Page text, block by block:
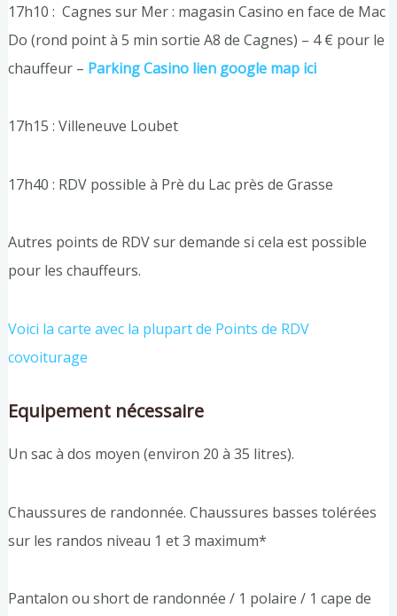
17h10 : Cagnes sur Mer : magasin Casino en face de Mac
Do (rond point à 5 min sortie A8 de Cagnes) – 4 € pour le
chauffeur – Parking Casino lien google map ici
17h15 : Villeneuve Loubet
17h40 : RDV possible à Prè du Lac près de Grasse
Autres points de RDV sur demande si cela est possible
pour les chauffeurs.
Voici la carte avec la plupart de Points de RDV
covoiturage
Equipement nécessaire
Un sac à dos moyen (environ 20 à 35 litres).
Chaussures de randonnée. Chaussures basses tolérées
sur les randos niveau 1 et 3 maximum*
Pantalon ou short de randonnée / 1 polaire / 1 cape de